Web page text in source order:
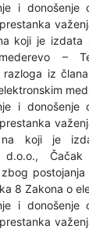
i donošenje
koji je izdata
–
razloga iz
i donošenje
na koji je
d.o.o.,
zbog
8 Zakona o
i donošenje